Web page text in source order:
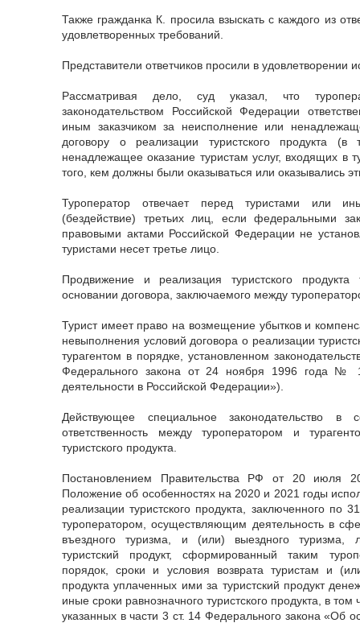
Также гражданка К. просила взыскать с каждого из
удовлетворенных требований.
Представители ответчиков просили в удовлетворении
Рассматривая дело, суд указал, что
законодательством Российской Федерации
иным заказчиком за неисполнение или
договору о реализации туристского продукта
ненадлежащее оказание туристам услуг, входящих в
того, кем должны были оказываться или оказывались
Туроператор отвечает перед туристами или
(бездействие) третьих лиц, если федеральными
правовыми актами Российской Федерации не
туристами несет третье лицо.
Продвижение и реализация туристского продукта
основании договора, заключаемого между
Турист имеет право на возмещение убытков и
невыполнения условий договора о реализации
турагентом в порядке, установленном
Федерального закона от 24 ноября 1996 года №
деятельности в Российской Федерации»).
Действующее специальное законодательство в
ответственность между туроператором и
туристского продукта.
Постановлением Правительства РФ от 20 июля
Положение об особенностях на 2020 и 2021 годы
реализации туристского продукта, заключенного по
туроператором, осуществляющим деятельность в
въездного туризма, и (или) выездного туризма,
туристский продукт, сформированный таким
порядок, сроки и условия возврата туристам и
продукта уплаченных ими за туристский продукт
иные сроки равнозначного туристского продукта, в
указанных в части 3 ст. 14 Федерального закона «Об